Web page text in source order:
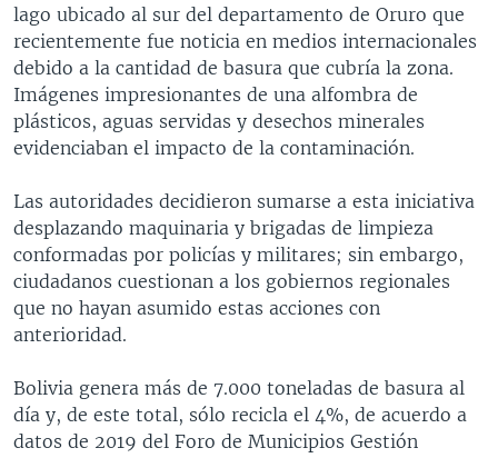
lago ubicado al sur del departamento de Oruro que
recientemente fue noticia en medios internacionales
debido a la cantidad de basura que cubría la zona.
Imágenes impresionantes de una alfombra de
plásticos, aguas servidas y desechos minerales
evidenciaban el impacto de la contaminación.
Las autoridades decidieron sumarse a esta iniciativa
desplazando maquinaria y brigadas de limpieza
conformadas por policías y militares; sin embargo,
ciudadanos cuestionan a los gobiernos regionales
que no hayan asumido estas acciones con
anterioridad.
Bolivia genera más de 7.000 toneladas de basura al
día y, de este total, sólo recicla el 4%, de acuerdo a
datos de 2019 del Foro de Municipios Gestión